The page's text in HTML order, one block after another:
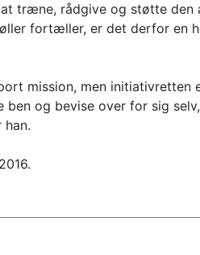
træne, rådgive og støtte den
fortæller, er det derfor en
mission, men initiativretten
ben og bevise over for sig